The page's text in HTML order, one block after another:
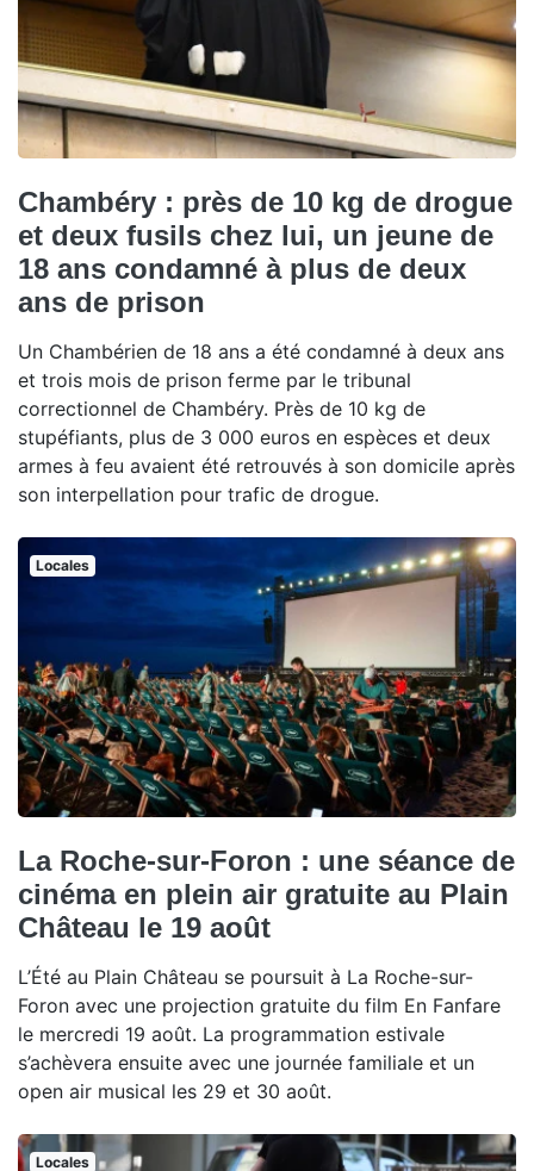
Chambéry : près de 10 kg de drogue
et deux fusils chez lui, un jeune de
18 ans condamné à plus de deux
ans de prison
Un Chambérien de 18 ans a été condamné à deux ans
et trois mois de prison ferme par le tribunal
correctionnel de Chambéry. Près de 10 kg de
stupéfiants, plus de 3 000 euros en espèces et deux
armes à feu avaient été retrouvés à son domicile après
son interpellation pour trafic de drogue.
Locales
La Roche-sur-Foron : une séance de
cinéma en plein air gratuite au Plain
Château le 19 août
L’Été au Plain Château se poursuit à La Roche-sur-
Foron avec une projection gratuite du film En Fanfare
le mercredi 19 août. La programmation estivale
s’achèvera ensuite avec une journée familiale et un
open air musical les 29 et 30 août.
Locales